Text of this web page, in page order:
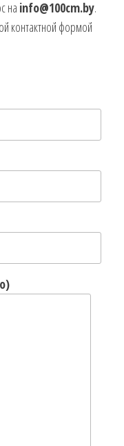
на info@100cm.by.
контактной формой